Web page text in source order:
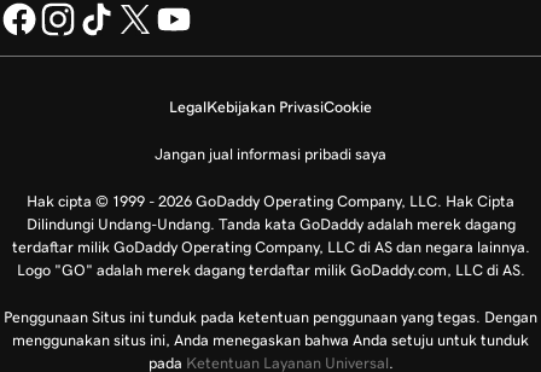
LegalKebijakan PrivasiCookie
Jangan jual informasi pribadi saya
Hak cipta © 1999 - 2026 GoDaddy Operating Company, LLC. Hak Cipta
Dilindungi Undang-Undang. Tanda kata GoDaddy adalah merek dagang
terdaftar milik GoDaddy Operating Company, LLC di AS dan negara lainnya.
Logo "GO" adalah merek dagang terdaftar milik GoDaddy.com, LLC di AS.
Penggunaan Situs ini tunduk pada ketentuan penggunaan yang tegas. Dengan
menggunakan situs ini, Anda menegaskan bahwa Anda setuju untuk tunduk
pada Ketentuan Layanan Universal.